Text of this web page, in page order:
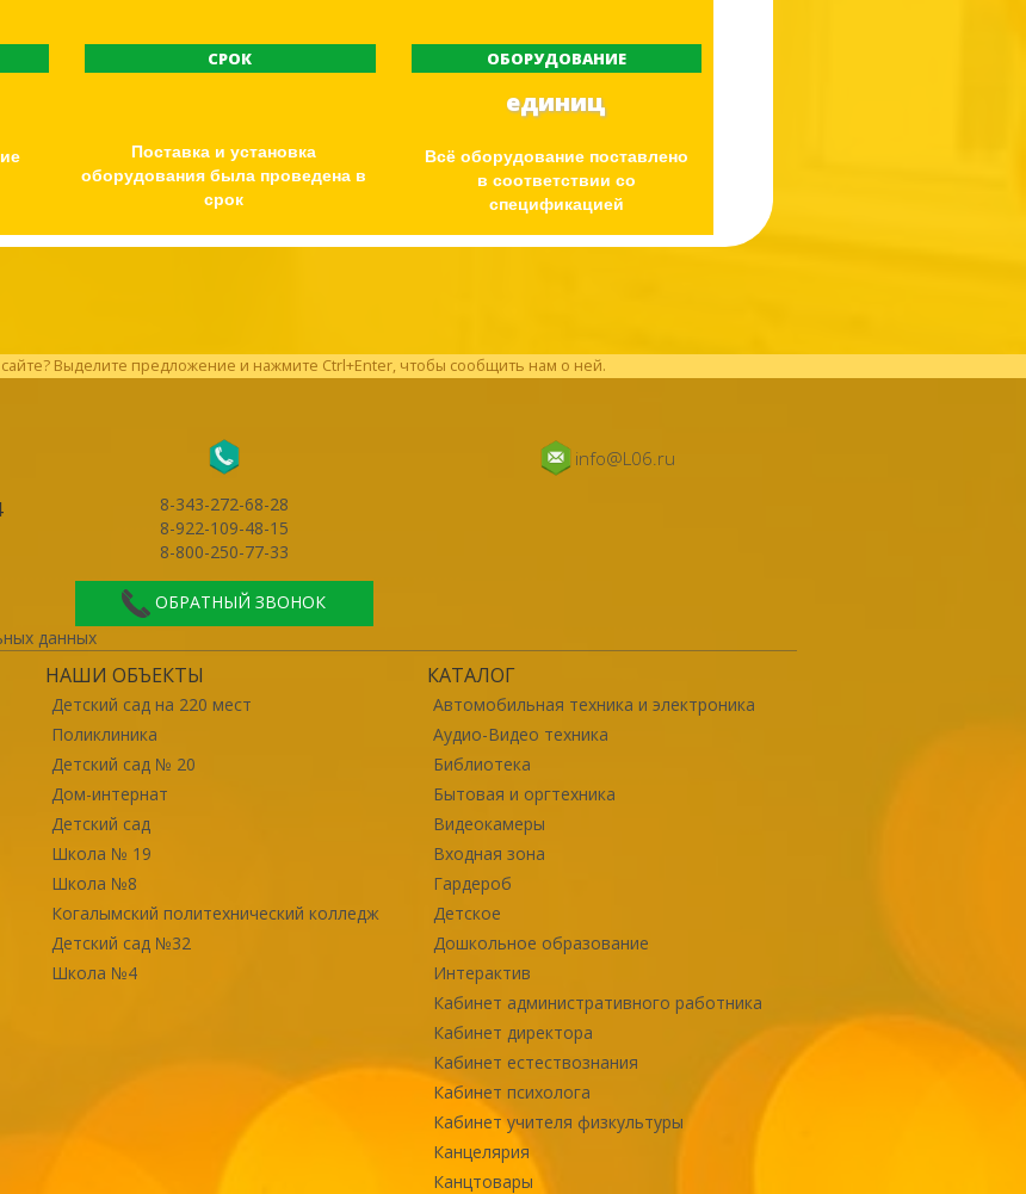
СРОК
Поставка и установка
оборудования была проведена в
срок
ОБОРУДОВАНИЕ
единиц
Всё оборудование поставлено
в соответствии со
спецификацией
Выделите предложение и нажмите Ctrl+Enter, чтобы сообщить нам о ней.
8-343-272-68-28
8-922-109-48-15
8-800-250-77-33
ОБРАТНЫЙ ЗВОНОК
info@L06.ru
данных
НАШИ ОБЪЕКТЫ
Детский сад на 220 мест
Поликлиника
Детский сад № 20
Дом-интернат
Детский сад
Школа № 19
Школа №8
Когалымский политехнический колледж
Детский сад №32
Школа №4
КАТАЛОГ
Автомобильная техника и электроника
Аудио-Видео техника
Библиотека
Бытовая и оргтехника
Видеокамеры
Входная зона
Гардероб
Детское
Дошкольное образование
Интерактив
Кабинет административного работника
Кабинет директора
Кабинет естествознания
Кабинет психолога
Кабинет учителя физкультуры
Канцелярия
Канцтовары